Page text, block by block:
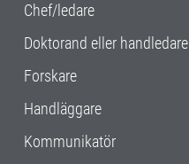
Chef/ledare
Doktorand eller handledare
Forskare
Handläggare
Kommunikatör